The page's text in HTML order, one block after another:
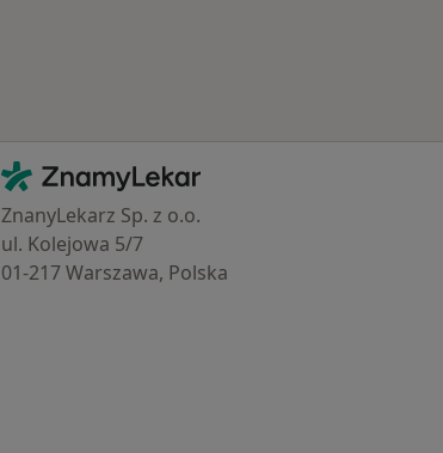
Kontakt
ZnamyLekar - Hlavní stránka
ZnanyLekarz Sp. z o.o.
ul. Kolejowa 5/7
01-217 Warszawa, Polska